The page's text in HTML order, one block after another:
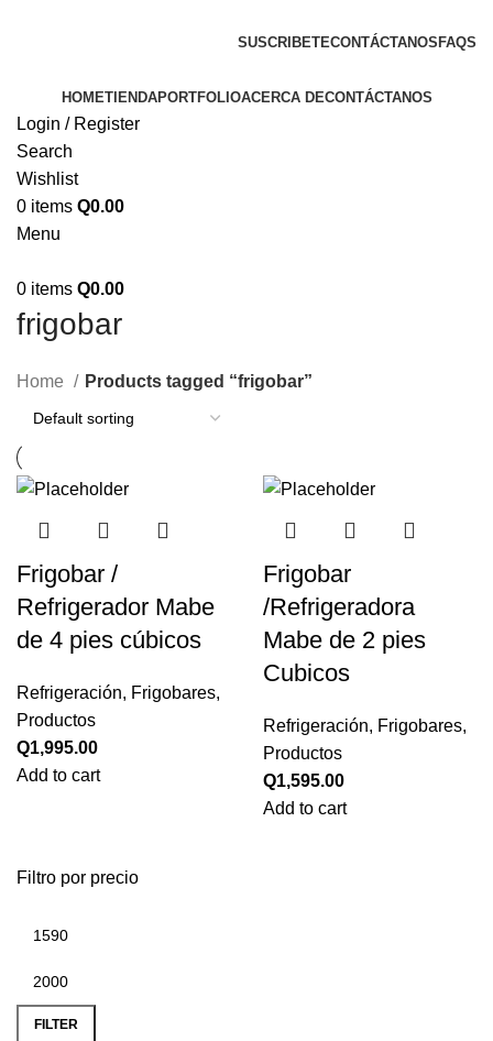
SUSCRIBETECONTÁCTANOS FAQS
HOMETIENDAPORTFOLIOACERCA DECONTÁCTANOS
Login / Register
Search
Wishlist
0 items Q0.00
Menu
0 items Q0.00
frigobar
Filtro por precio
FILTER
Home Products tagged “frigobar”
Frigobar /
Refrigerador Mabe
de 4 pies cúbicos
Refrigeración, Frigobares,
Productos
Q1,995.00
Add to cart
Frigobar
/Refrigeradora
Mabe de 2 pies
Cubicos
Refrigeración, Frigobares,
Productos
Q1,595.00
Add to cart